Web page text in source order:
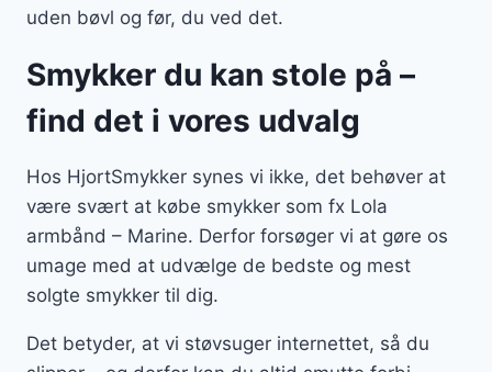
uden bøvl og før, du ved det.
Smykker du kan stole på –
find det i vores udvalg
Hos HjortSmykker synes vi ikke, det behøver at
være svært at købe smykker som fx Lola
armbånd – Marine. Derfor forsøger vi at gøre os
umage med at udvælge de bedste og mest
solgte smykker til dig.
Det betyder, at vi støvsuger internettet, så du